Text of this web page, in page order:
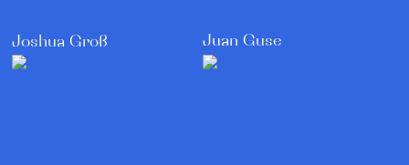
Joshua Groß Juan Guse